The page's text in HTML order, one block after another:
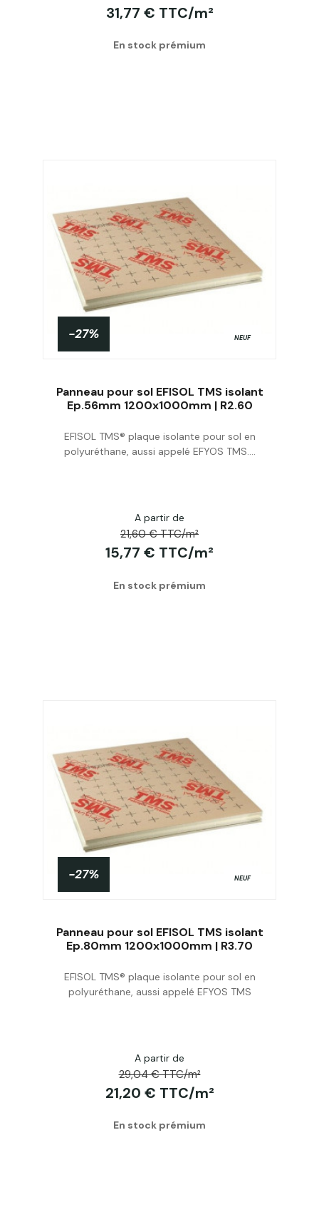
31,77 € TTC/m²
En stock prémium
Acheter
-27% NEUF
Panneau pour sol EFISOL TMS isolant
Ep.56mm 1200x1000mm | R2.60
EFISOL TMS® plaque isolante pour sol en
polyuréthane, aussi appelé EFYOS TMS....
A partir de
21,60 € TTC/m²
15,77 € TTC/m²
En stock prémium
Acheter
-27% NEUF
Panneau pour sol EFISOL TMS isolant
Ep.80mm 1200x1000mm | R3.70
EFISOL TMS® plaque isolante pour sol en
polyuréthane, aussi appelé EFYOS TMS
A partir de
29,04 € TTC/m²
21,20 € TTC/m²
En stock prémium